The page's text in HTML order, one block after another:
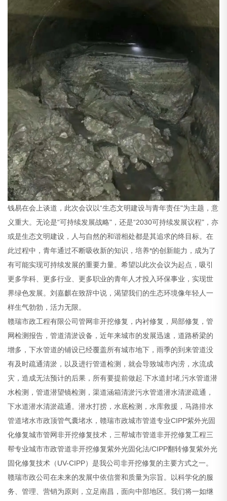
钱易在会上谈道，此次会议以“生态文明建设与青年责任"为主题，意
义重大。无论是“可持续发展战略"，还是“2030可持续发展议程"，亦
或是生态文明建设，人与自然的和谐相处都是其追求的终目标。在
此过程中，青年通过不断吸收新的知识，培养*的创新能力，成为了
有可能实现可持续发展的重要力量。希望以此次会议为起点，吸引
更多学科、更多行业、更多职业的青年人才投入环保事业，实现世
界绿色发展。刘嘉麒在致辞中说，渴望我们的生态环境像年轻人一
样生气勃勃，活力无限。
赣瑞市政工程有限公司管网非开挖修复，内衬修复，局部修复，管
网检测报告，管道清淤设备，近年来城市的发展迅速，道路桥梁的
增多，下水管道的铺设已经覆盖所有城市地下，雨季的到来管道没
有及时疏通清淤，以及进行管道检测，就会导致城市内涝，水流成
灾，造成无法预计的后果，所有要提前做起.下水道封堵,污水管道潜
水检测，管道潜望镜检测，渠道涵箱清淤污水管道潜水清淤疏通，
下水道潜水清淤疏通。潜水打捞，水底检测，水库救援，马路排水
管道堵水市政顶管气囊堵水，赣瑞市政城市管道专业CIPP紫外光固
化修复城市管网非开挖修复技术，三帮城市管道非开挖修复工程三
帮专业城市市政管道非开挖修复紫外光固化法/CIPP翻转修复紫外光
固化修复技术（UV-CIPP）是我公司非开挖修复的主要方式之一。
赣瑞市政公司在未来的发展中依信誉和质量为宗旨。以科学化的服
务、管理、营销为原则，立足南昌，面向中部地区。我们将一如继